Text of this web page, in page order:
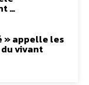
…
» appelle les
vivant